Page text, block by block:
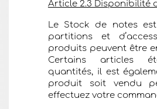
Article 2.3 Disponibilité
Le Stock de notes
partitions et
produits peuvent être
Certains articles
quantités, il est
produit soit vendu
effectuez votre